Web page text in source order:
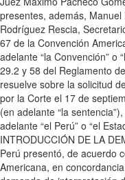
presentes, además,
Rodríguez Rescia,
67 de la Convención
adelante “la Convención” o
29.2 y 58 del Reglamento
resuelve sobre la solicitud
por la Corte el 17 de
(en adelante “la
adelante “el Perú” o “el
INTRODUCCIÓN DE LA
Perú presentó, de acuerdo
Americana, en